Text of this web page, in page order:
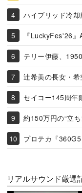
ハイブリッド冷却
『LuckyFes'26
テリー伊藤、
辻希美の長女・
セイコー145周年
約150万円の“立
プロテカ『
リアルサウンド厳選